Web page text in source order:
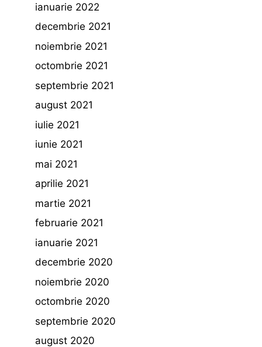
ianuarie 2022
decembrie 2021
noiembrie 2021
octombrie 2021
septembrie 2021
august 2021
iulie 2021
iunie 2021
mai 2021
aprilie 2021
martie 2021
februarie 2021
ianuarie 2021
decembrie 2020
noiembrie 2020
octombrie 2020
septembrie 2020
august 2020